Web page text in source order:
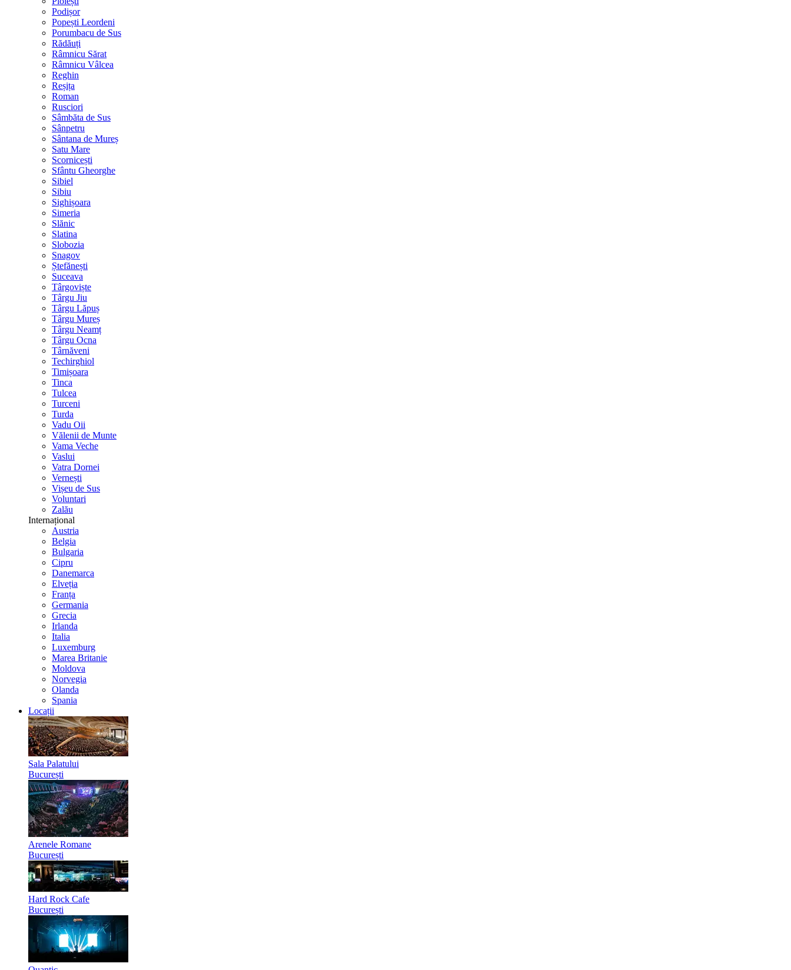
Podișor
Popești Leordeni
Porumbacu de Sus
Rădăuți
Râmnicu Sărat
Râmnicu Vâlcea
Reghin
Reșița
Roman
Rusciori
Sâmbăta de Sus
Sânpetru
Sântana de Mureș
Satu Mare
Scornicești
Sfântu Gheorghe
Sibiel
Sibiu
Sighișoara
Simeria
Slănic
Slatina
Slobozia
Snagov
Ștefănești
Suceava
Târgoviște
Târgu Jiu
Târgu Lăpuș
Târgu Mureș
Târgu Neamț
Târgu Ocna
Târnăveni
Techirghiol
Timișoara
Tinca
Tulcea
Turceni
Turda
Vadu Oii
Vălenii de Munte
Vama Veche
Vaslui
Vatra Dornei
Vernești
Vișeu de Sus
Voluntari
Zalău
Internațional
Austria
Belgia
Bulgaria
Cipru
Danemarca
Elveția
Franța
Germania
Grecia
Irlanda
Italia
Luxemburg
Marea Britanie
Moldova
Norvegia
Olanda
Spania
Locații
Sala Palatului
București
Arenele Romane
București
Hard Rock Cafe
București